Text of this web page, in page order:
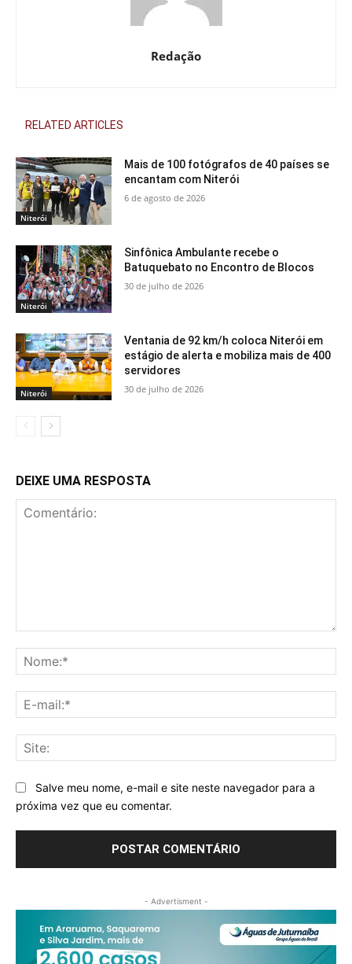
Redação
RELATED ARTICLES
Niterói
Mais de 100 fotógrafos de 40 países se
encantam com Niterói
6 de agosto de 2026
Niterói
Sinfônica Ambulante recebe o
Batuquebato no Encontro de Blocos
30 de julho de 2026
Niterói
Ventania de 92 km/h coloca Niterói em
estágio de alerta e mobiliza mais de 400
servidores
30 de julho de 2026
DEIXE UMA RESPOSTA
Salve meu nome, e-mail e site neste navegador para a
próxima vez que eu comentar.
- Advertisment -